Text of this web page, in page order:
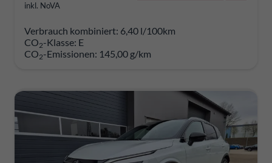
inkl. NoVA
Verbrauch kombiniert: 6,40 l/100km
CO2-Klasse: E
CO2-Emissionen: 145,00 g/km